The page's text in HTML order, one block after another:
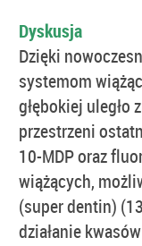
Dyskusja
Dzięki
systemom
głębokiej uległo
przestrzeni
10-MDP oraz
wiążących,
(super dentin)
działanie